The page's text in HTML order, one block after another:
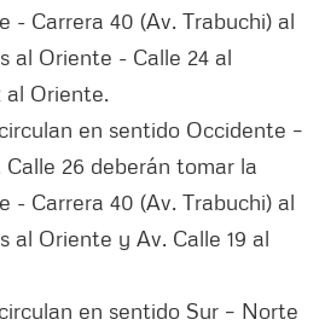
- Carrera 40 (Av. Trabuchi) al
al Oriente - Calle 24 al
al Oriente.
en sentido Occidente –
26 deberán tomar la
- Carrera 40 (Av. Trabuchi) al
al Oriente y Av. Calle 19 al
en sentido Sur – Norte